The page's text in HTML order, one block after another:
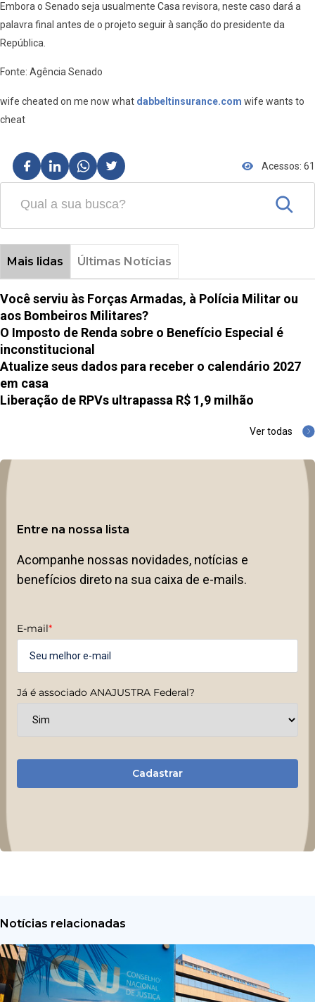
Embora o Senado seja usualmente Casa revisora, neste caso dará a
palavra final antes de o projeto seguir à sanção do presidente da
República.
Fonte: Agência Senado
wife cheated on me now what dabbeltinsurance.com wife wants to
cheat
Acessos: 61
Mais lidas Últimas Notícias
Você serviu às Forças Armadas, à Polícia Militar ou
aos Bombeiros Militares?
O Imposto de Renda sobre o Benefício Especial é
inconstitucional
Atualize seus dados para receber o calendário 2027
em casa
Liberação de RPVs ultrapassa R$ 1,9 milhão
Ver todas
Entre na nossa lista
Acompanhe nossas novidades, notícias e
benefícios direto na sua caixa de e-mails.
E-mail*
Já é associado ANAJUSTRA Federal?
Cadastrar
Notícias relacionadas